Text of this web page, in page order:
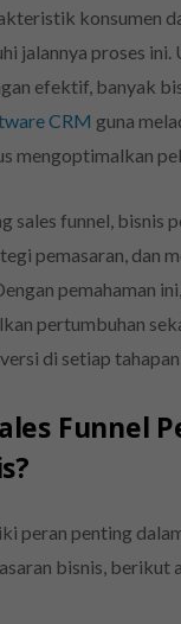
konsumen
jalannya proses
efektif, banyak
CRM guna
mengoptimalkan
sales funnel, bisnis
pemasaran, dan
pemahaman
pertumbuhan
di setiap tahapan
Funnel
peran penting
bisnis, berikut